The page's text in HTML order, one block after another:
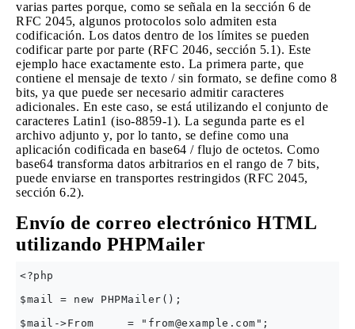
varias partes porque, como se señala en la sección 6 de
RFC 2045, algunos protocolos solo admiten esta
codificación. Los datos dentro de los límites se pueden
codificar parte por parte (RFC 2046, sección 5.1). Este
ejemplo hace exactamente esto. La primera parte, que
contiene el mensaje de texto / sin formato, se define como 8
bits, ya que puede ser necesario admitir caracteres
adicionales. En este caso, se está utilizando el conjunto de
caracteres Latin1 (iso-8859-1). La segunda parte es el
archivo adjunto y, por lo tanto, se define como una
aplicación codificada en base64 / flujo de octetos. Como
base64 transforma datos arbitrarios en el rango de 7 bits,
puede enviarse en transportes restringidos (RFC 2045,
sección 6.2).
Envío de correo electrónico HTML
utilizando PHPMailer
<?php
$mail = new PHPMailer();
$mail->From     = " from@example.com ";